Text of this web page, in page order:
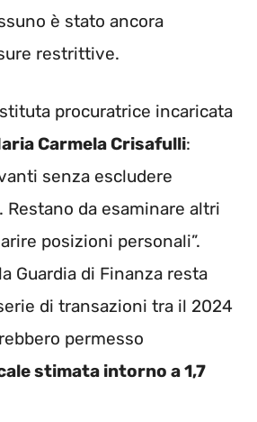
è stato ancora
restrittive.
procuratrice incaricata
Carmela Crisafulli:
senza escludere
Restano da esaminare altri
posizioni personali”.
Guardia di Finanza resta
di transazioni tra il 2024
permesso
stimata intorno a 1,7